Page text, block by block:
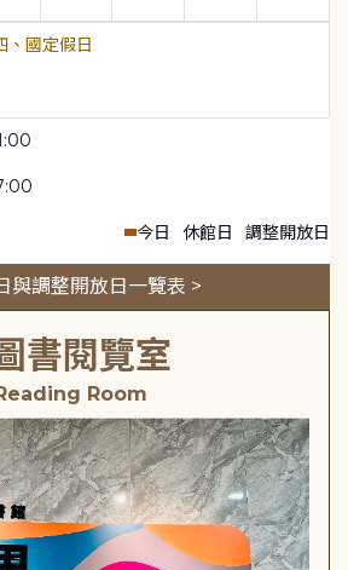
、國定假日
今日 休館日 調整開放日
與調整開放日一覽表 >
書閱覽室
Room